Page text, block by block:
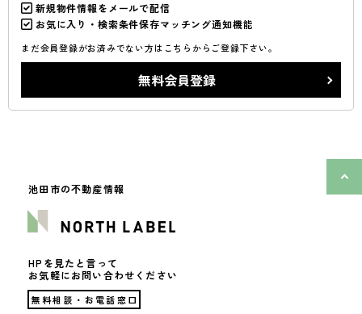
新規物件情報をメールで配信
お気に入り・検索条件保存マッチング通知機能
まだ会員登録がお済みでない方はこちらからご登録下さい。
無料会員登録
池田市の不動産情報
HPを見たと言って
お気軽にお問い合わせください
無料相談・お電話窓口